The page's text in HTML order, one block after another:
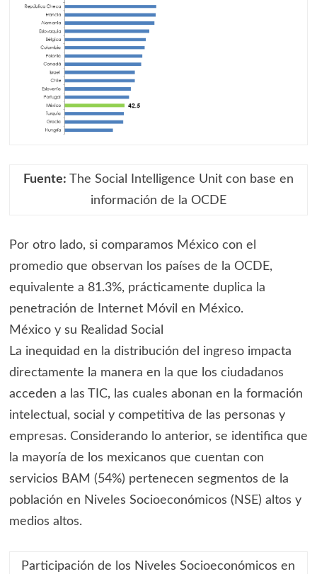
Fuente:
The Social Intelligence Unit con base en
información de la OCDE
Por otro lado, si comparamos México con el
promedio que observan los países de la OCDE,
equivalente a 81.3%, prácticamente duplica la
penetración de Internet Móvil en México.
México y su Realidad Social
La inequidad en la distribución del ingreso impacta
directamente la manera en la que los ciudadanos
acceden a las TIC, las cuales abonan en la formación
intelectual, social y competitiva de las personas y
empresas. Considerando lo anterior, se identifica que
la mayoría de los mexicanos que cuentan con
servicios BAM (54%) pertenecen segmentos de la
población en Niveles Socioeconómicos (NSE) altos y
medios altos.
Participación de los Niveles Socioeconómicos en